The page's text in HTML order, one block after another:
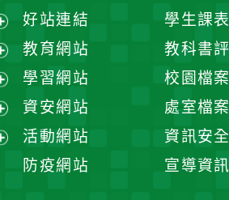
好站連結
教育網站
學習網站
資安網站
活動網站
防疫網站
學生課表
教科書
校園檔案
處室檔案
資訊安全
宣導資訊